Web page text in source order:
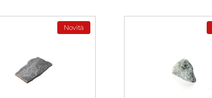
Novità